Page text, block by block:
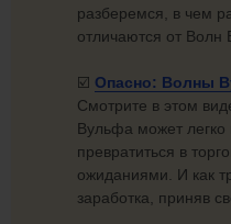
разберемся, в чем
отличаются от Волн
☑️ Опасно: Волны
Смотрите в этом
Вульфа может легко
превратиться в
ожиданиями. И как
заработка, приняв